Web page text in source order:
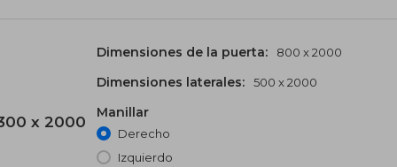
x 2000
Dimensiones de la puerta: 800 x 2000
Dimensiones laterales: 500 x 2000
Manillar
Derecho
Izquierdo